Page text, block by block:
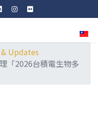
Updates
「2026台積電生物多